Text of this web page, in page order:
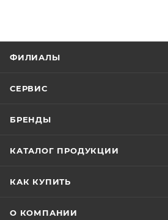
ФИЛИАЛЫ
СЕРВИС
БРЕНДЫ
КАТАЛОГ ПРОДУКЦИИ
КАК КУПИТЬ
О КОМПАНИИ